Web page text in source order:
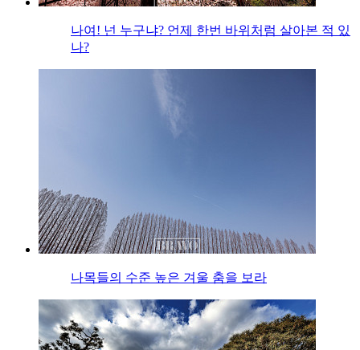
나여! 넌 누구냐? 언제 한번 바위처럼 살아본 적 있
나?
나목들의 수준 높은 겨울 춤을 보라